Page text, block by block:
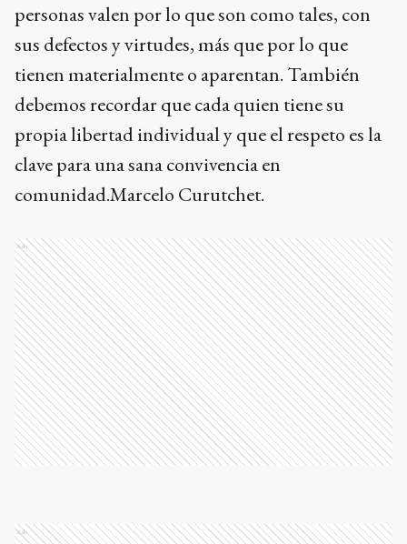
personas valen por lo que son como tales, con
sus defectos y virtudes, más que por lo que
tienen materialmente o aparentan. También
debemos recordar que cada quien tiene su
propia libertad individual y que el respeto es la
clave para una sana convivencia en
comunidad.Marcelo Curutchet.
Ads
Ads